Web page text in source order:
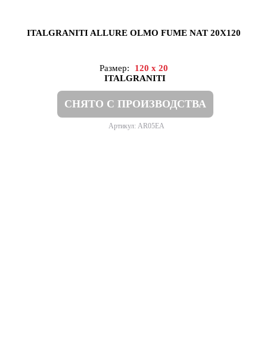
ITALGRANITI ALLURE OLMO FUME NAT 20X120
Размер:
120 x 20
ITALGRANITI
СНЯТО С ПРОИЗВОДСТВА
Артикул: AR05EA